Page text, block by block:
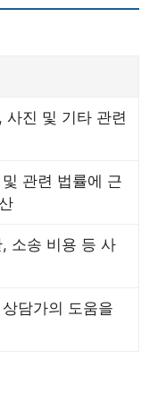
사진 및 기타 관련
관련 법률에 근
소송 비용 등 사
담가의 도움을